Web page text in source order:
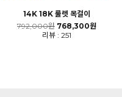
14K 18K 룰렛 목걸이
792,000원 768,300원
리뷰 : 251